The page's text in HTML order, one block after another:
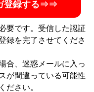
登録する⇒⇒
要です。受信した認証
録を完了させてくださ
合、迷惑メールに入っ
が間違っている可能性
ださい。